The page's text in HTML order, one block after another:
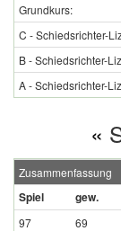
Grundkurs:
C - Schiedsrichter-
B - Schiedsrichter-
A - Schiedsrichter-
«
Zusammenfassung
Spiel gew.
97 69